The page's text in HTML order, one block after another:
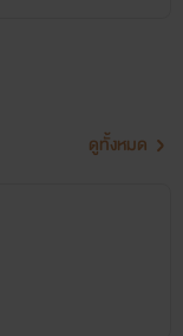
ดูทั้งหมด